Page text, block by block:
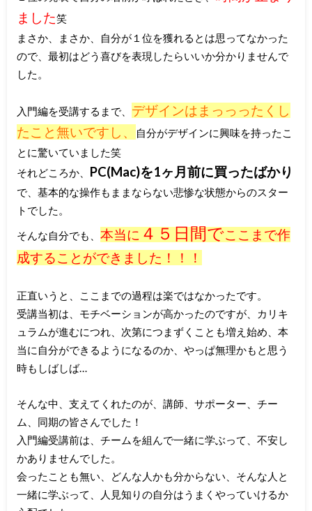
ました笑
まさか、まさか、自分が１位を獲れるとは思ってなかった
ので、最初はどう喜びを表現したらいいか分かりませんで
した。
入門編を受講するまで、 デザインはまっっったくし
たこと無いですし、
自分がデザインに興味を持ったこ
とに驚いていました笑
それどころか、 PC(Mac)を1ヶ月前に買ったばかり
で、基本的な操作もままならない悲惨な状態からのスター
トでした。
そんな自分でも、 本当に４５日間でここまで作
成することができました！！！
正直いうと、ここまでの過程は楽ではなかったです。
受講当初は、モチベーションが高かったのですが、カリキ
ュラムが進むにつれ、次第につまずくことも増え始め、本
当に自分ができるようになるのか、やっぱ無理かもと思う
時もしばしば…
そんな中、支えてくれたのが、講師、サポーター、チー
ム、同期の皆さんでした！
入門編受講前は、チームを組んで一緒に学ぶって、不安し
かありませんでした。
会ったことも無い、どんな人かも分からない、そんな人と
一緒に学ぶって、人見知りの自分はうまくやっていけるか